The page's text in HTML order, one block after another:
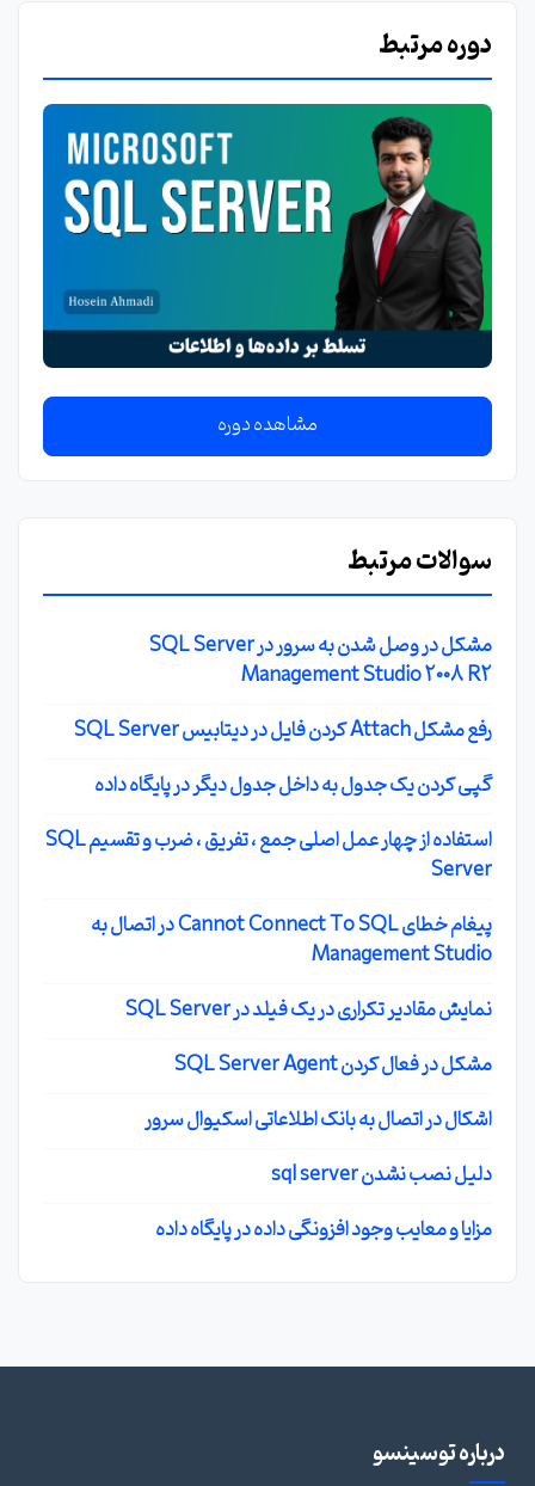
دوره مرتبط
مشاهده دوره
سوالات مرتبط
مشکل در وصل شدن به سرور در SQL Server
Management Studio 2008 R2
رفع مشکل Attach کردن فایل در دیتابیس SQL Server
گپی کردن یک جدول به داخل جدول دیگر در پایگاه داده
استفاده از چهار عمل اصلی جمع ، تفریق ، ضرب و تقسیم SQL
Server
پیغام خطای Cannot Connect To SQL در اتصال به
Management Studio
نمایش مقادیر تکراری در یک فیلد در SQL Server
مشکل در فعال کردن SQL Server Agent
اشکال در اتصال به بانک اطلاعاتی اسکیوال سرور
دلیل نصب نشدن sql server
مزایا و معایب وجود افزونگی داده در پایگاه داده
درباره توسینسو